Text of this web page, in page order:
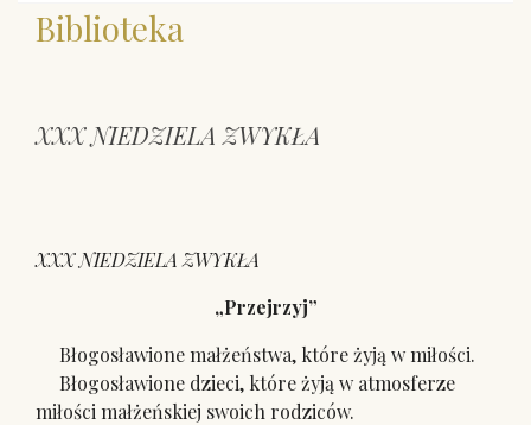
Biblioteka
XXX NIEDZIELA ZWYKŁA
XXX NIEDZIELA ZWYKŁA
„Przejrzyj”
Błogosławione małżeństwa, które żyją w miłości.
Błogosławione dzieci, które żyją w atmosferze
miłości małżeńskiej swoich rodziców.